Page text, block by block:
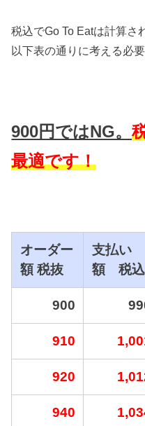
税込でGo To Eatは計算さ
以下表の通りに考える必要
900円ではNG。
最適です！
オーダー
額 税抜
支払い
額 税込
900
910
920
940